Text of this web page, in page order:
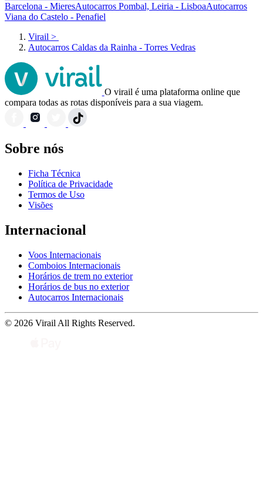
Barcelona - MieresAutocarros Pombal, Leiria - LisboaAutocarros
Viana do Castelo - Penafiel
Virail >
Autocarros Caldas da Rainha - Torres Vedras
O virail é uma plataforma online que
compara todas as rotas disponíveis para a sua viagem.
Sobre nós
Ficha Técnica
Política de Privacidade
Termos de Uso
Visões
Internacional
Voos Internacionais
Comboios Internacionais
Horários de trem no exterior
Horários de bus no exterior
Autocarros Internacionais
© 2026 Virail All Rights Reserved.